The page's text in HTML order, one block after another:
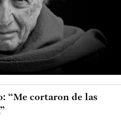
“Me cortaron de las